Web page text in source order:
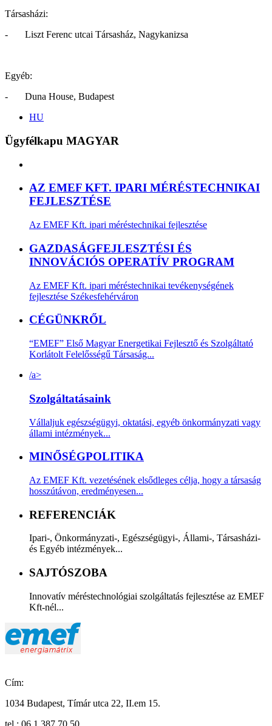
Társasházi:
- Liszt Ferenc utcai Társasház, Nagykanizsa
Egyéb:
- Duna House, Budapest
HU
Ügyfélkapu MAGYAR
AZ EMEF KFT. IPARI MÉRÉSTECHNIKAI
FEJLESZTÉSE
Az EMEF Kft. ipari méréstechnikai fejlesztése
GAZDASÁGFEJLESZTÉSI ÉS
INNOVÁCIÓS OPERATÍV PROGRAM
Az EMEF Kft. ipari méréstechnikai tevékenységének
fejlesztése Székesfehérváron
CÉGÜNKRŐL
“EMEF” Első Magyar Energetikai Fejlesztő és Szolgáltató
Korlátolt Felelősségű Társaság...
/a>
Szolgáltatásaink
Vállaljuk egészségügyi, oktatási, egyéb önkormányzati vagy
állami intézmények...
MINŐSÉGPOLITIKA
Az EMEF Kft. vezetésének elsődleges célja, hogy a társaság
hosszútávon, eredményesen...
REFERENCIÁK
Ipari-, Önkormányzati-, Egészségügyi-, Állami-, Társasházi-
és Egyéb intézmények...
SAJTÓSZOBA
Innovatív méréstechnológiai szolgáltatás fejlesztése az EMEF
Kft-nél...
Cím:
1034 Budapest, Tímár utca 22, II.em 15.
tel.: 06 1 387 70 50